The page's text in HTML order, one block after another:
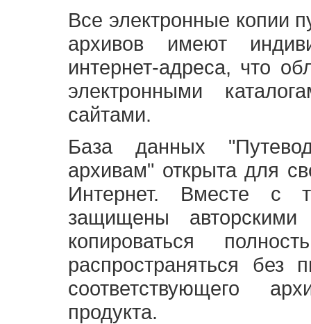
Все электронные копии
архивов имеют
интернет-адреса, что
электронными
сайтами.
База данных
архивам" открыта для
Интернет. Вместе с
защищены
копироваться
распространяться без
соответствующего
продукта.